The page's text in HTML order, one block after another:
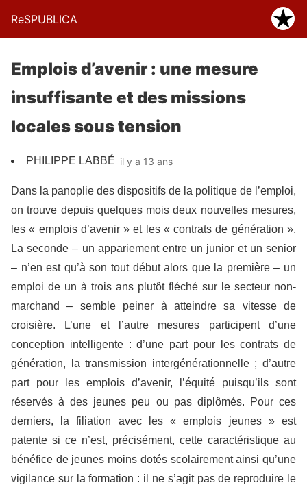
ReSPUBLICA
Emplois d’avenir : une mesure
insuffisante et des missions
locales sous tension
PHILIPPE LABBÉ il y a 13 ans
Dans la panoplie des dispositifs de la politique de l’emploi,
on trouve depuis quelques mois deux nouvelles mesures,
les « emplois d’avenir » et les « contrats de génération ».
La seconde – un appariement entre un junior et un senior
– n’en est qu’à son tout début alors que la première – un
emploi de un à trois ans plutôt fléché sur le secteur non-
marchand – semble peiner à atteindre sa vitesse de
croisière. L’une et l’autre mesures participent d’une
conception intelligente : d’une part pour les contrats de
génération, la transmission intergénérationnelle ; d’autre
part pour les emplois d’avenir, l’équité puisqu’ils sont
réservés à des jeunes peu ou pas diplômés. Pour ces
derniers, la filiation avec les « emplois jeunes » est
patente si ce n’est, précisément, cette caractéristique au
bénéfice de jeunes moins dotés scolairement ainsi qu’une
vigilance sur la formation : il ne s’agit pas de reproduire le